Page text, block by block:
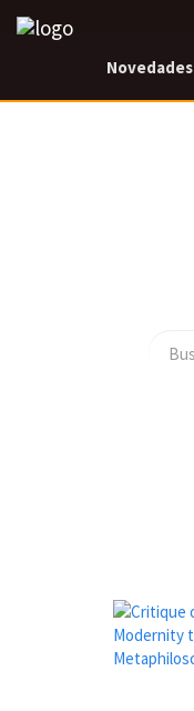
Novedades